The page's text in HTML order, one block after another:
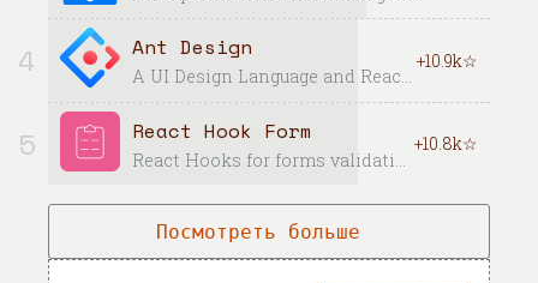
4 Ant Design
A UI Design Language and React UI library
+10.9k☆
5 React Hook Form
React Hooks for forms validation (Web + React Native)
+10.8k☆
Посмотреть больше